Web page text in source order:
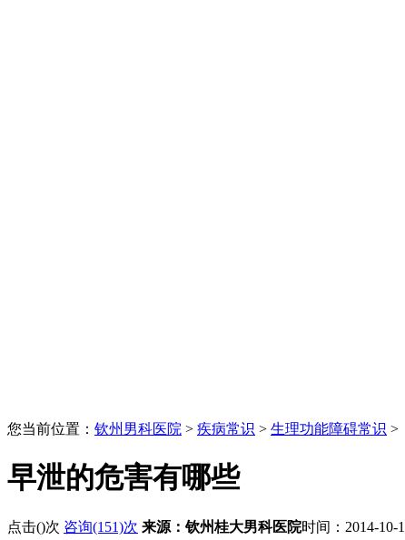
您当前位置： 钦州男科医院 > 疾病常识 > 生理功能障碍常识 >
早泄的危害有哪些
点击()次 咨询(151)次 来源：钦州桂大男科医院时间：2014-10-